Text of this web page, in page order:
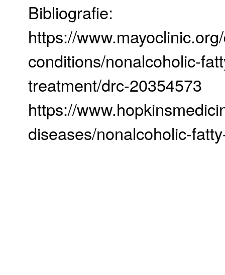
Bibliografie:
https://
conditions/nonalcoholic-
treatment/drc-20354573
https://
diseases/nonalcoholic-